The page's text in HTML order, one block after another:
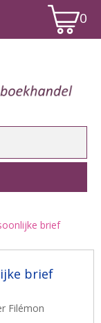
0
brief
brief
Filémon